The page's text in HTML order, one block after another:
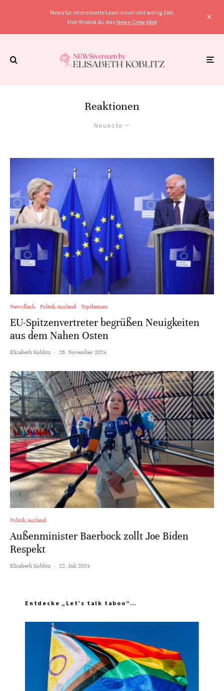
News für interessierte Leser:innen mit wenig Zeit.
Hier findest du das News-Crew Abo!
Reaktionen
Neueste
Newsflash Politik Ausland Topthemen
EU-Spitzenvertreter begrüßen Neuigkeiten
aus dem Nahen Osten
Elisabeth Koblitz · 26. November 2024
Politik Ausland
Außenminister Baerbock zollt Joe Biden
Respekt
Elisabeth Koblitz · 22. Juli 2024
Entdecke „Let’s talk taboo“…